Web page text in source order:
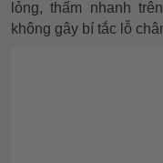
lỏng, thấm nhanh
không gây bí tắc lỗ